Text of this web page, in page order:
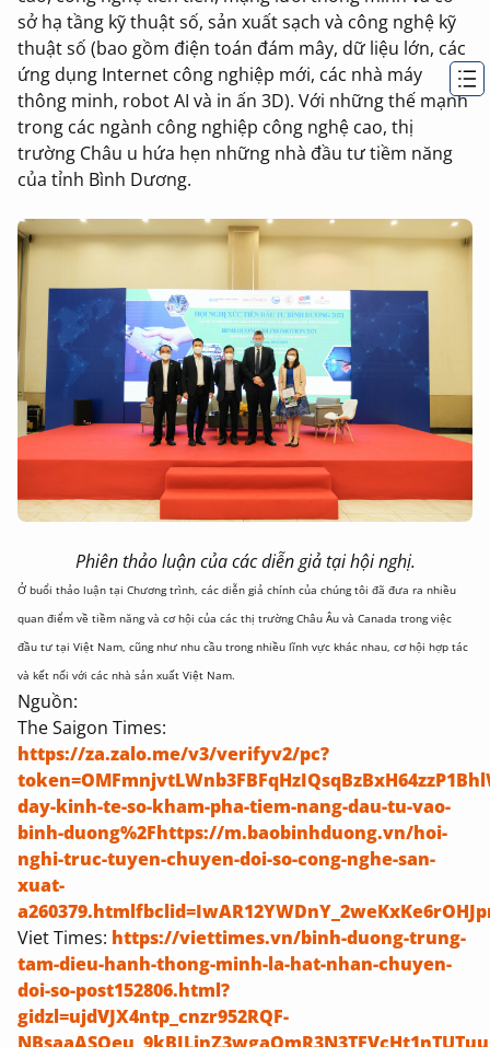
sở hạ tầng kỹ thuật số, sản xuất sạch và công nghệ kỹ
thuật số (bao gồm điện toán đám mây, dữ liệu lớn, các
ứng dụng Internet công nghiệp mới, các nhà máy
thông minh, robot AI và in ấn 3D). Với những thế mạnh
trong các ngành công nghiệp công nghệ cao, thị
trường Châu u hứa hẹn những nhà đầu tư tiềm năng
của tỉnh Bình Dương.
Phiên thảo luận của các diễn giả tại hội nghị.
Ở buổi thảo luận tại Chương trình, các diễn giả chính của chúng tôi đã đưa ra nhiều
quan điểm về tiềm năng và cơ hội của các thị trường Châu Âu và Canada trong việc
đầu tư tại Việt Nam, cũng như nhu cầu trong nhiều lĩnh vực khác nhau, cơ hội hợp tác
và kết nối với các nhà sản xuất Việt Nam.
Nguồn:
The Saigon Times:
https://za.zalo.me/v3/verifyv2/pc?
day-kinh-te-so-kham-pha-tiem-nang-dau-tu-vao-
binh-duong%2Fhttps://m.baobinhduong.vn/hoi-
nghi-truc-tuyen-chuyen-doi-so-cong-nghe-san-
xuat-
Viet Times: https://viettimes.vn/binh-duong-trung-
tam-dieu-hanh-thong-minh-la-hat-nhan-chuyen-
doi-so-post152806.html?
gidzl=ujdVJX4ntp_cnzr952RQF-